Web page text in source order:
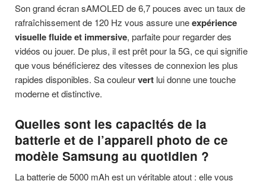
Son grand écran sAMOLED de 6,7 pouces avec un taux de
rafraîchissement de 120 Hz vous assure uneexpérience
visuelle fluide et immersive, parfaite pour regarder des
vidéos ou jouer. De plus, il est prêt pour la 5G, ce qui signifie
que vous bénéficierez des vitesses de connexion les plus
rapides disponibles. Sa couleurvert lui donne une touche
moderne et distinctive.
Quelles sont les capacités de la
batterie et de l’appareil photo de ce
modèle Samsung au quotidien ?
La batterie de 5000 mAh est un véritable atout : elle vous